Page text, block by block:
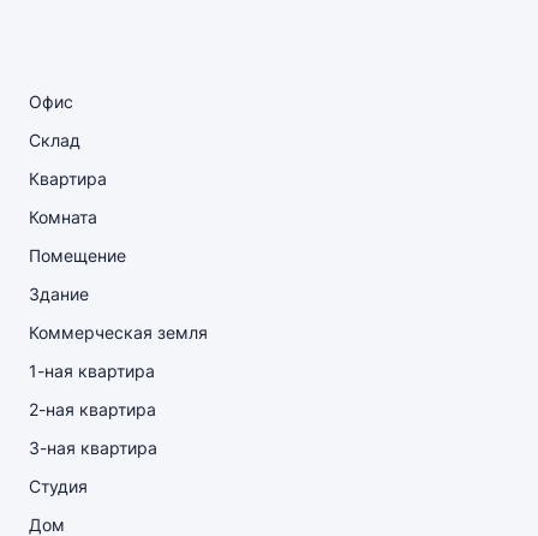
Офис
Склад
Квартира
Комната
Помещение
Здание
Коммерческая земля
1-ная квартира
2-ная квартира
3-ная квартира
Студия
Дом